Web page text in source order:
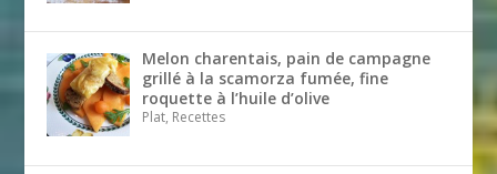
Melon charentais, pain de campagne
grillé à la scamorza fumée, fine
roquette à l’huile d’olive
Plat, Recettes